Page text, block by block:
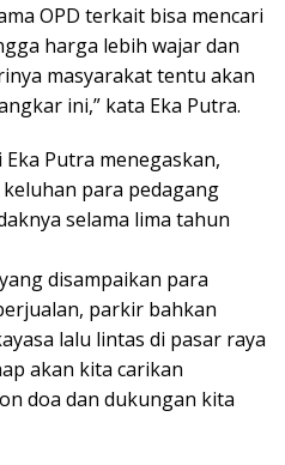
OPD terkait bisa mencari
harga lebih wajar dan
masyarakat tentu akan
ini,” kata Eka Putra.
Putra menegaskan,
para pedagang
selama lima tahun
disampaikan para
parkir bahkan
lalu lintas di pasar raya
akan kita carikan
doa dan dukungan kita